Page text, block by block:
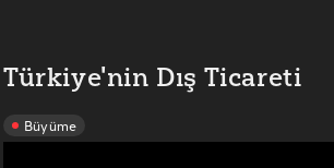
Türkiye'nin Dış Ticareti
Büyüme